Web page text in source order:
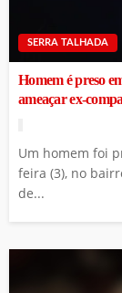
SERRA TALHADA
Homem é preso
ameaçar ex-
Um homem foi
feira (3), no
de...